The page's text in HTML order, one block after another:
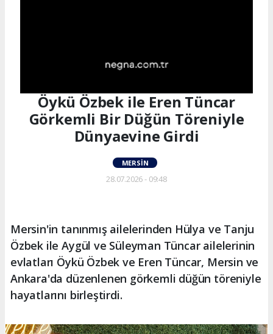
Öykü Özbek ile Eren Tüncar
Görkemli Bir Düğün Töreniyle
Dünyaevine Girdi
MERSIN
28.07.2026 - 09:48
Mersin'in tanınmış ailelerinden Hülya ve Tanju
Özbek ile Aygül ve Süleyman Tüncar ailelerinin
evlatları Öykü Özbek ve Eren Tüncar, Mersin ve
Ankara'da düzenlenen görkemli düğün töreniyle
hayatlarını birleştirdi.